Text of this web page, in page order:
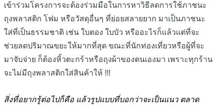
เข้าร่วมโครงการจะต้องร่วมมือในการหาวิธีลดการใช้ภาชนะ
ถุงพลาสติก โฟม หรือวัสดุอื่นๆ ที่ย่อยสลายยาก มาเป็นภาชนะ
ใส่ที่เป็นธรรมชาติ เช่น ใบตอง ใบบัว หรืออะไรก็แล้วแต่ที่จะ
ช่วยลดปริมาณขยะให้มากที่สุด ขณะที่นักท่องเที่ยวหรือผู้ที่จะ
มาจับจ่าย ก็ต้องหิ้วตะกร้าหรือถุงผ้าของตนเองมา เพราะทุกร้าน
จะไม่มีถุงพลาสติกใส่สินค้าให้ !!!
สิ่งที่อยากรู้ต่อไปก็คือ แล้วรูปแบบที่บอกว่าจะเป็นแนว ตลาด